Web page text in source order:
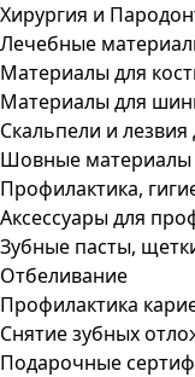
Хирургия и
Лечебные
Материалы для
Материалы для
Скальпели и лезвия
Шовные материалы
Профилактика,
Аксессуары для
Зубные пасты,
Отбеливание
Профилактика
Снятие зубных
Подарочные